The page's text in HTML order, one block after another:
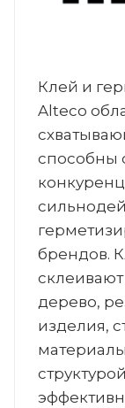
Клей и
Alteco
способны
брендов.
дерево,
изделия,